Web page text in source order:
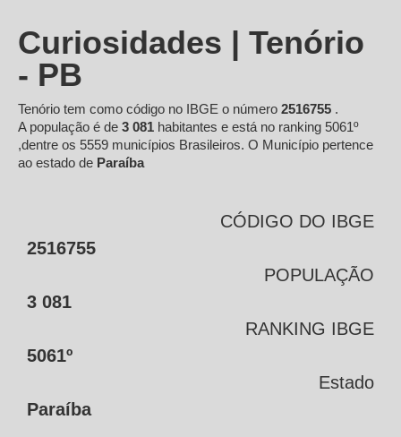
Curiosidades | Tenório
- PB
Tenório tem como código no IBGE o número 2516755 .
A população é de 3 081 habitantes e está no ranking 5061º
,dentre os 5559 municípios Brasileiros. O Município pertence
ao estado de Paraíba
CÓDIGO DO IBGE
2516755
POPULAÇÃO
3 081
RANKING IBGE
5061º
Estado
Paraíba